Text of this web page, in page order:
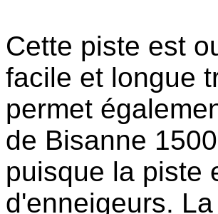
Cette piste est
facile et longue
permet
de Bisanne
puisque la piste
d'enneigeurs.